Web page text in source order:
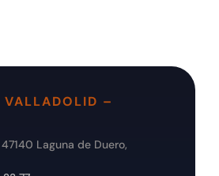
VALLADOLID –
Laguna de Duero,